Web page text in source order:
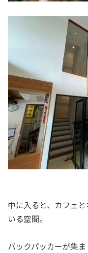
中に入ると、カフェ
いる空間。
バックパッカーが集